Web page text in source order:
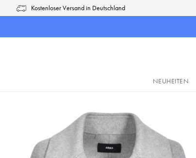
Zur Hauptnavigation springen
Kostenloser Versand in Deutschland
NEUHEITEN